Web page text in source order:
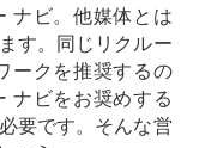
ナビ。他媒体とは
す。同じリクルー
ークを推奨するの
ナビをお奨めする
要です。そんな営